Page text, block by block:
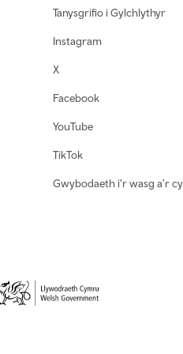
Tanysgrifio i Gylchlythyr
Instagram
X
Facebook
YouTube
TikTok
Gwybodaeth i'r wasg a'r